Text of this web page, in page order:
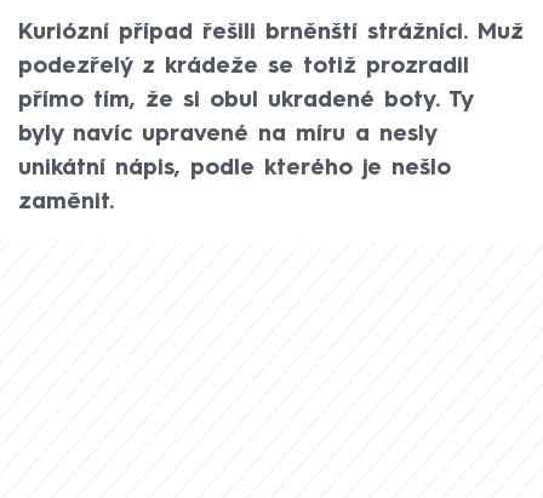
Kuriózní případ řešili brněnští strážníci. Muž
podezřelý z krádeže se totiž prozradil
přímo tím, že si obul ukradené boty. Ty
byly navíc upravené na míru a nesly
unikátní nápis, podle kterého je nešlo
zaměnit.